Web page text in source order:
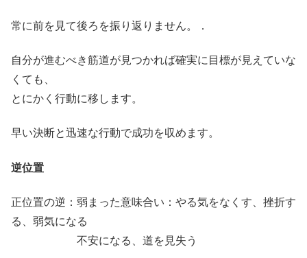
常に前を見て後ろを振り返りません。．
自分が進むべき筋道が見つかれば確実に目標が見えていな
くても、
とにかく行動に移します。
早い決断と迅速な行動で成功を収めます。
逆位置
正位置の逆：弱まった意味合い：やる気をなくす、挫折す
る、弱気になる
不安になる、道を見失う